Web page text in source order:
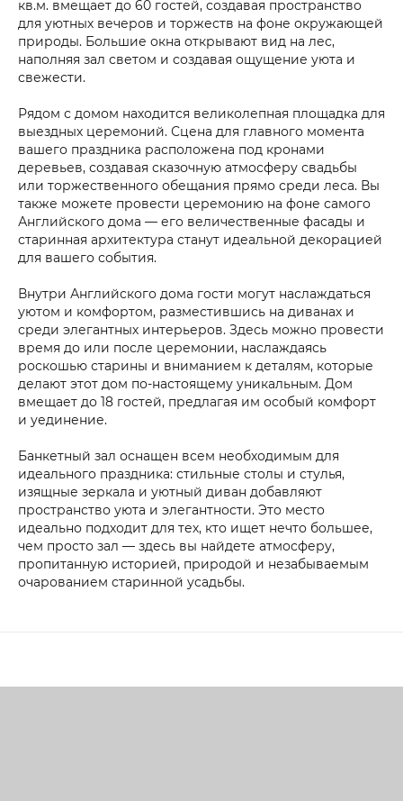
кв.м. вмещает до 60 гостей, создавая пространство
для уютных вечеров и торжеств на фоне окружающей
природы. Большие окна открывают вид на лес,
наполняя зал светом и создавая ощущение уюта и
свежести.
Рядом с домом находится великолепная площадка для
выездных церемоний. Сцена для главного момента
вашего праздника расположена под кронами
деревьев, создавая сказочную атмосферу свадьбы
или торжественного обещания прямо среди леса. Вы
также можете провести церемонию на фоне самого
Английского дома — его величественные фасады и
старинная архитектура станут идеальной декорацией
для вашего события.
Внутри Английского дома гости могут наслаждаться
уютом и комфортом, разместившись на диванах и
среди элегантных интерьеров. Здесь можно провести
время до или после церемонии, наслаждаясь
роскошью старины и вниманием к деталям, которые
делают этот дом по-настоящему уникальным. Дом
вмещает до 18 гостей, предлагая им особый комфорт
и уединение.
Банкетный зал оснащен всем необходимым для
идеального праздника: стильные столы и стулья,
изящные зеркала и уютный диван добавляют
пространство уюта и элегантности. Это место
идеально подходит для тех, кто ищет нечто большее,
чем просто зал — здесь вы найдете атмосферу,
пропитанную историей, природой и незабываемым
очарованием старинной усадьбы.